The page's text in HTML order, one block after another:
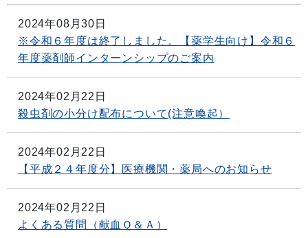
2024年08月30日
※令和６年度は終了しました。【薬学生向け】令和６
年度薬剤師インターンシップのご案内
2024年02月22日
殺虫剤の小分け配布について(注意喚起）
2024年02月22日
【平成２４年度分】医療機関・薬局へのお知らせ
2024年02月22日
よくある質問（献血Ｑ＆Ａ）